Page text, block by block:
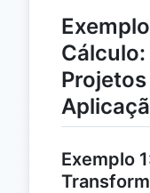
Exemplo